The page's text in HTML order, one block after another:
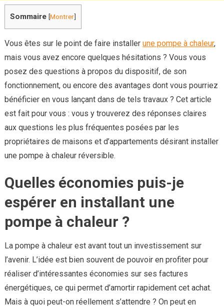
Sommaire [Montrer]
Vous êtes sur le point de faire installer une pompe à chaleur,
mais vous avez encore quelques hésitations ? Vous vous
posez des questions à propos du dispositif, de son
fonctionnement, ou encore des avantages dont vous pourriez
bénéficier en vous lançant dans de tels travaux ? Cet article
est fait pour vous : vous y trouverez des réponses claires
aux questions les plus fréquentes posées par les
propriétaires de maisons et d’appartements désirant installer
une pompe à chaleur réversible.
Quelles économies puis-je
espérer en installant une
pompe à chaleur ?
La pompe à chaleur est avant tout un investissement sur
l’avenir. L’idée est bien souvent de pouvoir en profiter pour
réaliser d’intéressantes économies sur ses factures
énergétiques, ce qui permet d’amortir rapidement cet achat.
Mais à quoi peut-on réellement s’attendre ? On peut en